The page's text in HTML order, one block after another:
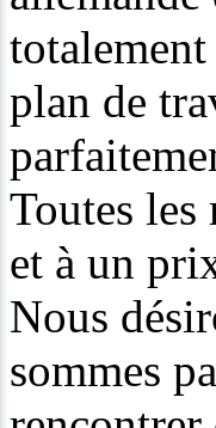
plan de
Toutes les
et à un
Nous
sommes